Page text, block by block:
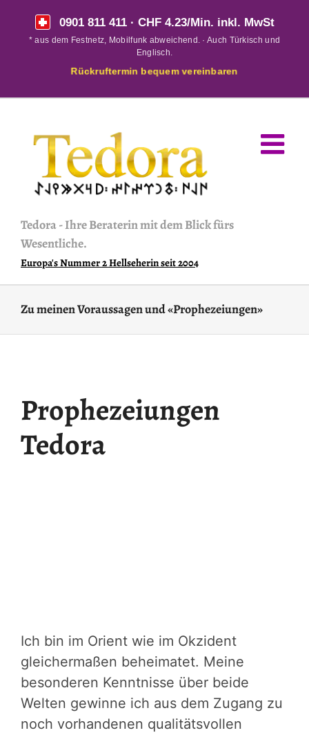
0901 811 411· CHF 4.23/Min. inkl. MwSt
* aus dem Festnetz, Mobilfunk abweichend. · Auch Türkisch und
Englisch.
Rückruftermin bequem vereinbaren
Tedora-Ihre Beraterin mit dem Blick fürs
Wesentliche.
Europa's Nummer 2 Hellseherin seit 2004
Zu meinen Voraussagen und «Prophezeiungen»
Prophezeiungen
Tedora
Ich bin im Orient wie im Okzident
gleichermaßen beheimatet. Meine
besonderen Kenntnisse über beide
Welten gewinne ich aus dem Zugang zu
noch vorhandenen qualitätsvollen